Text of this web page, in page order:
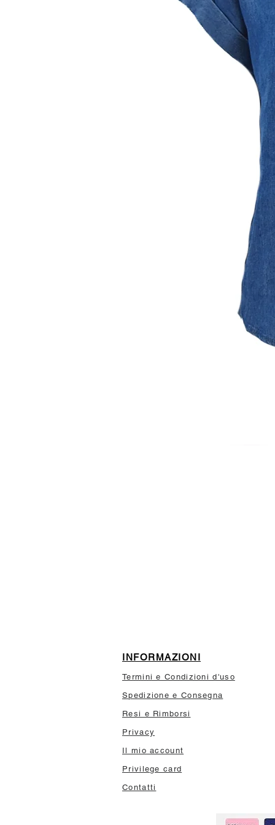
INFORMAZIONI
Termini e Condizioni d'uso
Spedizione e Consegna
Resi e Rimborsi
Privacy
Il mio account
Privilege card
Contatti